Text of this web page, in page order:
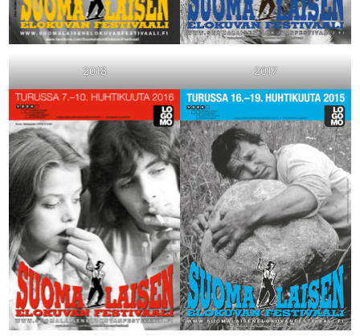
2018 2017